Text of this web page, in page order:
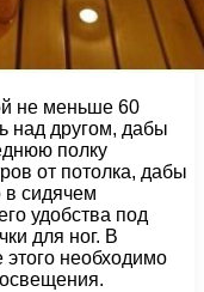
не меньше 60
над другом, дабы
полку
от потолка, дабы
в сидячем
удобства под
для ног. В
этого необходимо